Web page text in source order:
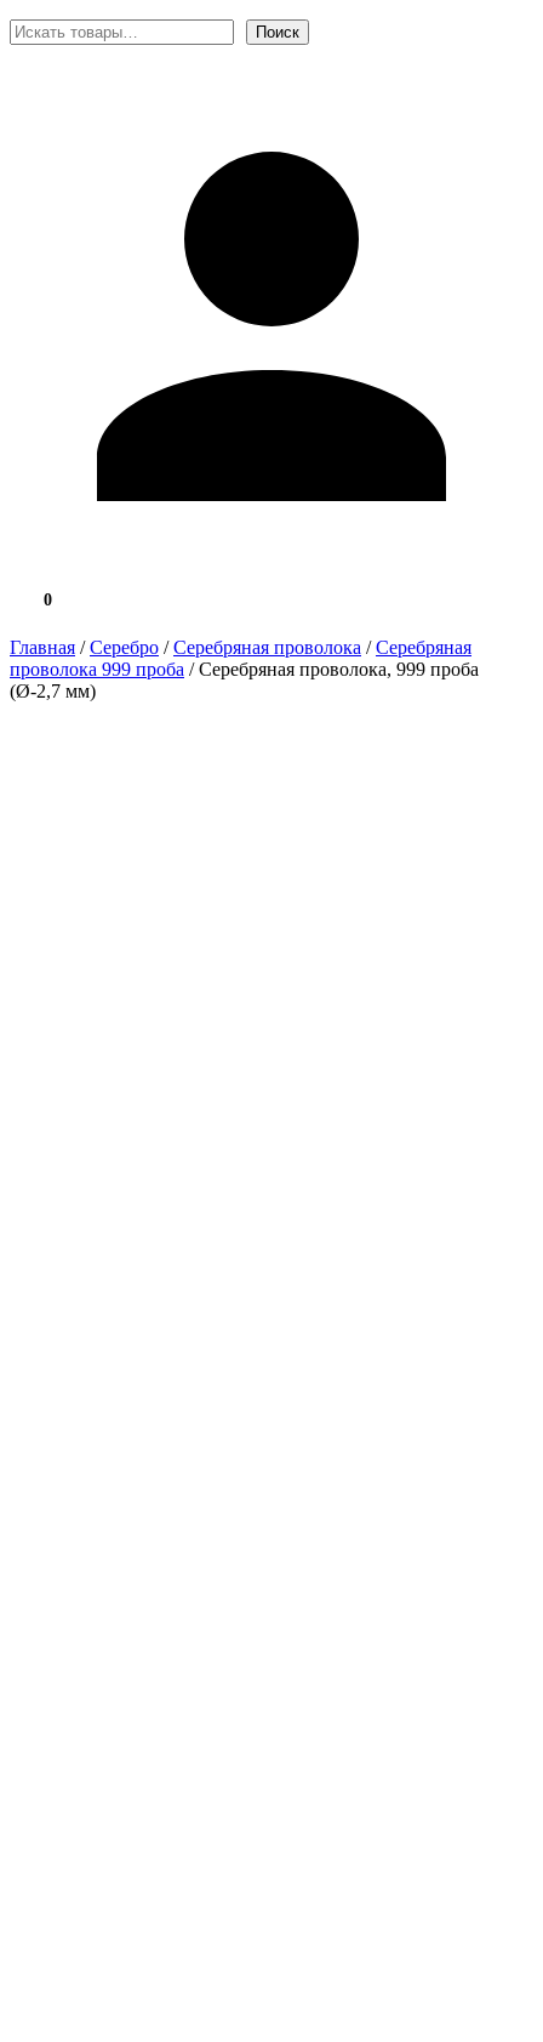
Поиск
Поиск
0
0.0 ₽
Главная /Серебро /Серебряная проволока /Серебряная
проволока 999 проба / Серебряная проволока, 999 проба
(Ø-2,7 мм)